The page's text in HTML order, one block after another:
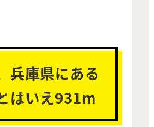
兵庫県にある
はいえ931m